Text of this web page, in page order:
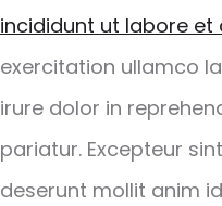
incididunt ut labore
exercitation ullamco
irure dolor in
pariatur. Excepteur
deserunt mollit anim